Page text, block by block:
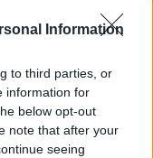
Information
to third parties, or
information for
below opt-out
note that after your
seeing